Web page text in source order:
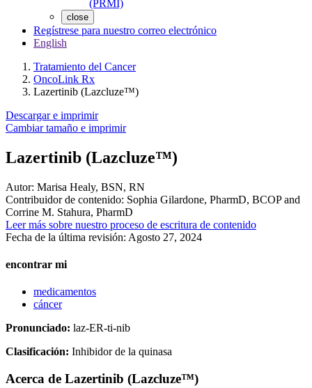
(PRMI)
close
Regístrese para nuestro correo electrónico
English
Tratamiento del Cancer
OncoLink Rx
Lazertinib (Lazcluze™)
Descargar e imprimir
Cambiar tamaño e imprimir
Lazertinib (Lazcluze™)
Autor: Marisa Healy, BSN, RN
Contribuidor de contenido: Sophia Gilardone, PharmD, BCOP and
Corrine M. Stahura, PharmD
Leer más sobre nuestro proceso de escritura de contenido
Fecha de la última revisión: Agosto 27, 2024
encontrar mi
medicamentos
cáncer
Pronunciado: laz-ER-ti-nib
Clasificación: Inhibidor de la quinasa
Acerca de Lazertinib (Lazcluze™)